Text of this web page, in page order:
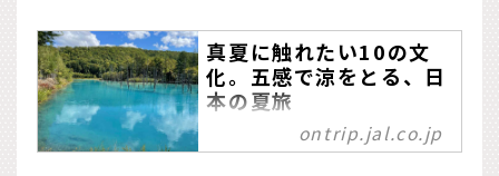
真夏に触れたい10の文
化。五感で涼をとる、日
本の夏旅
エアコンがないはるか昔か
ら、日本には涼をとるため
ontrip.jal.co.jp